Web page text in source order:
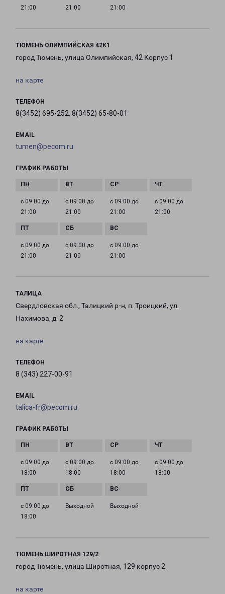
21:00
21:00
21:00
ТЮМЕНЬ ОЛИМПИЙСКАЯ 42К1
город Тюмень, улица Олимпийская, 42 Корпус 1
на карте
ТЕЛЕФОН
8(3452) 695-252, 8(3452) 65-80-01
EMAIL
tumen@pecom.ru
ГРАФИК РАБОТЫ
с 09:00 до
21:00
с 09:00 до
21:00
с 09:00 до
21:00
с 09:00 до
21:00
с 09:00 до
21:00
с 09:00 до
21:00
с 09:00 до
21:00
ТАЛИЦА
Свердловская обл., Талицкий р-н, п. Троицкий, ул.
Нахимова, д. 2
на карте
ТЕЛЕФОН
8 (343) 227-00-91
EMAIL
talica-fr@pecom.ru
ГРАФИК РАБОТЫ
с 09:00 до
18:00
с 09:00 до
18:00
с 09:00 до
18:00
с 09:00 до
18:00
с 09:00 до
18:00
Выходной Выходной
ТЮМЕНЬ ШИРОТНАЯ 129/2
город Тюмень, улица Широтная, 129 корпус 2
на карте